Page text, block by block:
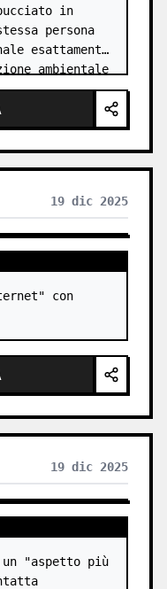
in
persona
esattamente
ambientale
sul
19 dic 2025
con
19 dic 2025
"aspetto più